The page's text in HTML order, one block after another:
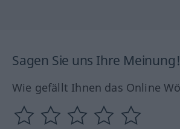
Sagen Sie uns Ihre Meinung!
Wie gefällt Ihnen das Online